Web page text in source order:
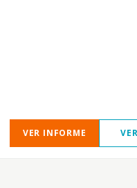
VER INFORME